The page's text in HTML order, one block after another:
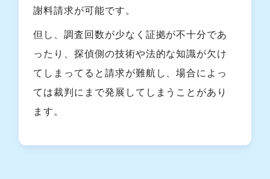
謝料請求が可能です。
但し、調査回数が少なく証拠が不十分であ
ったり、探偵側の技術や法的な知識が欠け
てしまってると請求が難航し、場合によっ
ては裁判にまで発展してしまうことがあり
ます。